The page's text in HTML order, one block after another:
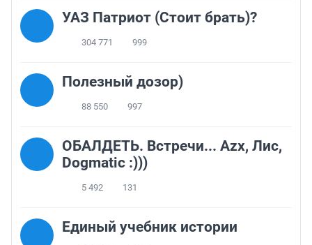
УАЗ Патриот (Стоит брать)?
304 771 999
Полезный дозор)
88 550 997
ОБАЛДЕТЬ. Встречи... Azx, Лис,
Dogmatic :)))
5 492 131
Единый учебник истории